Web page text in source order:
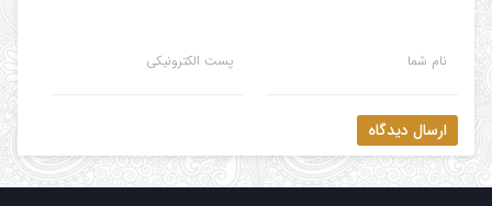
نام شما پست الکترونیکی
ارسال دیدگاه